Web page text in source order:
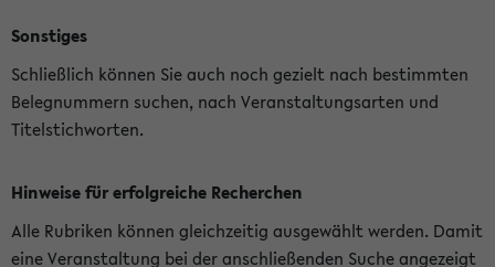
Sonstiges
Schließlich können Sie auch noch gezielt nach bestimmten
Belegnummern suchen, nach Veranstaltungsarten und
Titelstichworten.
Hinweise für erfolgreiche Recherchen
Alle Rubriken können gleichzeitig ausgewählt werden. Damit
eine Veranstaltung bei der anschließenden Suche angezeigt